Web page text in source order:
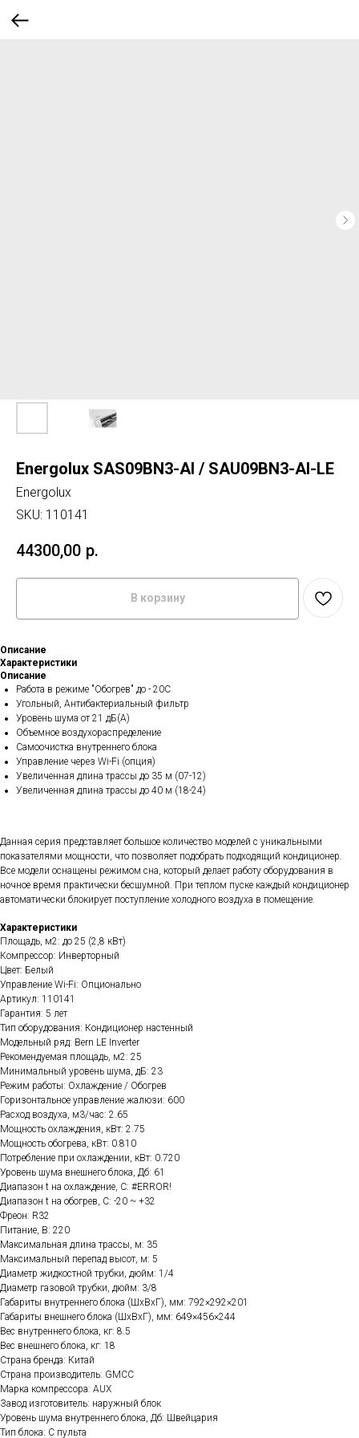
Energolux SAS09BN3-AI / SAU09BN3-AI-LE
Energolux
SKU: 110141
44300,00 р.
В корзину
Описание
Характеристики
Описание
Работа в режиме "Обогрев" до - 20С
Угольный, Антибактериальный фильтр
Уровень шума от 21 дБ(А)
Объемное воздухораспределение
Самоочистка внутреннего блока
Управление через Wi-Fi (опция)
Увеличенная длина трассы до 35 м (07-12)
Увеличенная длина трассы до 40 м (18-24)
Данная серия представляет большое количество моделей с уникальными
показателями мощности, что позволяет подобрать подходящий кондиционер.
Все модели оснащены режимом сна, который делает работу оборудования в
ночное время практически бесшумной. При теплом пуске каждый кондиционер
автоматически блокирует поступление холодного воздуха в помещение.
Характеристики
Площадь, м2: до 25 (2,8 кВт)
Компрессор: Инверторный
Цвет: Белый
Управление Wi-Fi: Опционально
Артикул: 110141
Гарантия: 5 лет
Тип оборудования: Кондиционер настенный
Модельный ряд: Bern LE Inverter
Рекомендуемая площадь, м2: 25
Минимальный уровень шума, дБ: 23
Режим работы: Охлаждение / Обогрев
Горизонтальное управление жалюзи: 600
Расход воздуха, м3/час: 2.65
Мощность охлаждения, кВт: 2.75
Мощность обогрева, кВт: 0.810
Потребление при охлаждении, кВт: 0.720
Уровень шума внешнего блока, Дб: 61
Диапазон t на охлаждение, C: #ERROR!
Диапазон t на обогрев, C: -20 ~ +32
Фреон: R32
Питание, В: 220
Максимальная длина трассы, м: 35
Максимальный перепад высот, м: 5
Диаметр жидкостной трубки, дюйм: 1/4
Диаметр газовой трубки, дюйм: 3/8
Габариты внутреннего блока (ШхВхГ), мм: 792×292×201
Габариты внешнего блока (ШхВхГ), мм: 649×456×244
Вес внутреннего блока, кг: 8.5
Вес внешнего блока, кг: 18
Страна бренда: Китай
Страна производитель: GMCC
Марка компрессора: AUX
Завод изготовитель: наружный блок
Уровень шума внутреннего блока, Дб: Швейцария
Тип блока: С пульта